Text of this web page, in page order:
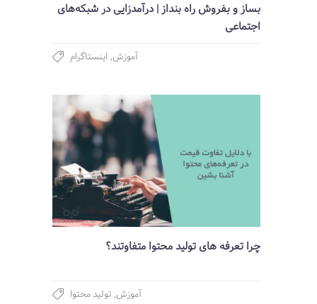
بساز و بفروش راه بنداز | درآمدزایی در شبکه‌های
اجتماعی
آموزش, اینستاگرام
چرا تعرفه های تولید محتوا متفاوتند؟
آموزش, تولید محتوا